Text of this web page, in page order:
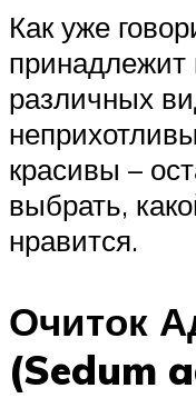
Как уже
различных
красивы –
выбрать,
нравится.
Очиток
(Sedum